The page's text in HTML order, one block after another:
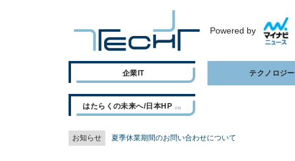
Powered by
企業IT テクノロジー
はたらくの未来へ/日本HP
お知らせ 夏季休業期間のお問い合わせについて